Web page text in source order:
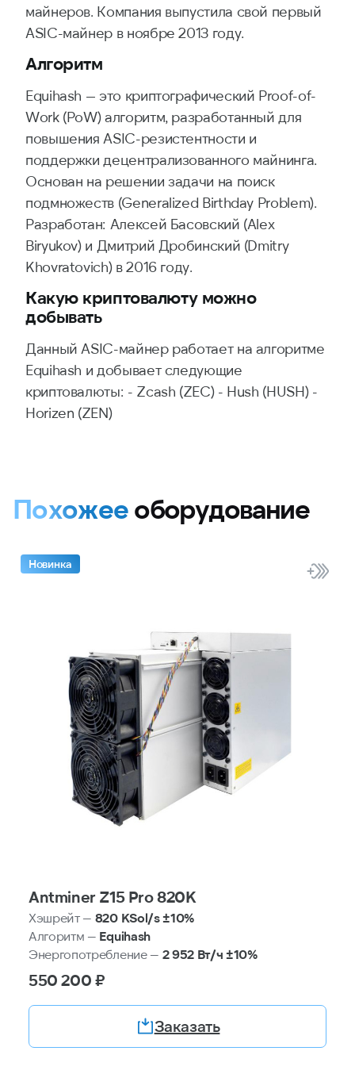
майнеров. Компания выпустила свой первый
ASIC-майнер в ноябре 2013 году.
Алгоритм
Equihash — это криптографический Proof-of-
Work (PoW) алгоритм, разработанный для
повышения ASIC-резистентности и
поддержки децентрализованного майнинга.
Основан на решении задачи на поиск
подмножеств (Generalized Birthday Problem).
Разработан: Алексей Басовский (Alex
Biryukov) и Дмитрий Дробинский (Dmitry
Khovratovich) в 2016 году.
Какую криптовалюту можно
добывать
Данный ASIC-майнер работает на алгоритме
Equihash и добывает следующие
криптовалюты: - Zcash (ZEC) - Hush (HUSH) -
Horizen (ZEN)
Похожееоборудование
Новинка
Antminer Z15 Pro 820K
Хэшрейт — 820 KSol/s ±10%
Алгоритм — Equihash
Энергопотребление — 2 952 Вт/ч ±10%
550 200 ₽
Заказать